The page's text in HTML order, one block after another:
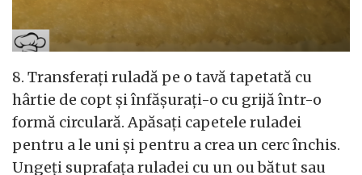
8. Transferați ruladă pe o tavă tapetată cu
hârtie de copt și înfășurați-o cu grijă într-o
formă circulară. Apăsați capetele ruladei
pentru a le uni și pentru a crea un cerc închis.
Ungeți suprafața ruladei cu un ou bătut sau